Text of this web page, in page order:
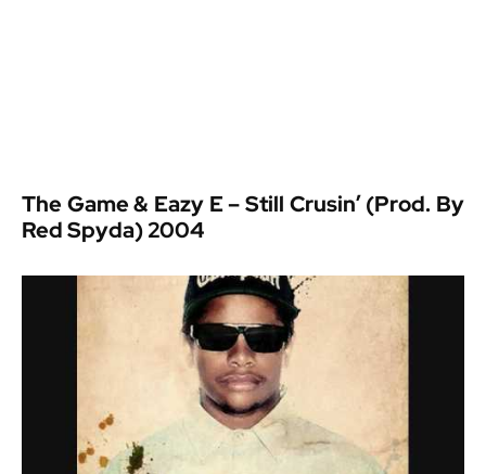
The Game & Eazy E – Still Crusin’ (Prod. By
Red Spyda) 2004